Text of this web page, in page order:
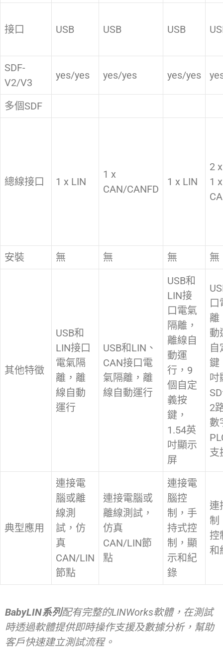
接口 USB USB USB
SDF-
V2/V3
yes/yes yes/yes yes/yes
多個SDF
總線接口 1 x LIN
1 x
CAN/CANFD
1 x LIN
2
1 x
安裝 無 無 無 無
其他特徵
USB和
LIN接口
電氣隔
離，離
線自動
運行
USB和LIN、
CAN接口電
氣隔離，離
線自動運行
USB和
LIN接
口電氣
隔離，
離線自
動運
行，9
個自定
義按
鍵，
1.54英
吋顯示
屏
口
離
動
自
鍵
吋
2
數
支
典型應用
連接電
腦或離
線測
試，仿
真
CAN/LIN
節點
連接電腦或
離線測試，
仿真
CAN/LIN節
點
連接電
腦控
制，手
持式控
制，顯
示和紀
錄
連
制
控
和
BabyLIN系列配有完整的LINWorks軟體，在測試
時透過軟體提供即時操作支援及數據分析，幫助
客戶快速建立測試流程。